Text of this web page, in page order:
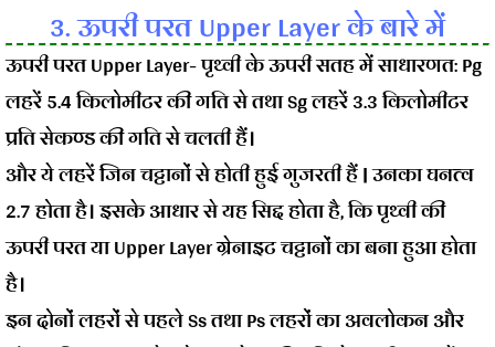
3. ऊपरी परत Upper Layer के बारे में
ऊपरी परत Upper Layer- पृथ्वी के ऊपरी सतह में साधारणत:Pg
लहरें 5.4 किलोमीटर की गति से तथा Sg लहरें 3.3 किलोमीटर
प्रति सेकण्ड की गति से चलती हैं।
और ये लहरें जिन चट्टानों से होती हुई गुजरती हैं | उनका घनत्व
2.7 होता है। इसके आधार से यह सिद्द होता है, कि पृथ्वी की
ऊपरी परत या Upper Layer ग्रेनाइट चट्टानों का बना हुआ होता
है।
इन दोनों लहरों से पहले Ss तथा Ps लहरों का अवलोकन और